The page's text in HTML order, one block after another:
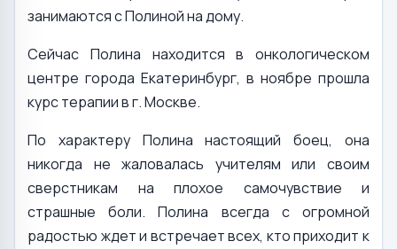
занимаются с Полиной на дому.
Сейчас Полина находится в онкологическом
центре города Екатеринбург, в ноябре прошла
курс терапии в г. Москве.
По характеру Полина настоящий боец, она
никогда не жаловалась учителям или своим
сверстникам на плохое самочувствие и
страшные боли. Полина всегда с огромной
радостью ждет и встречает всех, кто приходит к